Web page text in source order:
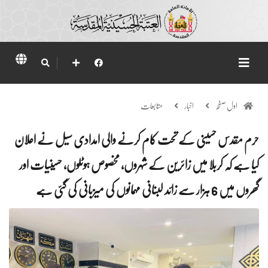
اول صفحہ اخبار متابعات
حرم مقدس حسینی کے تحت کام کرنے والی امدادی سیل نے اعلان
کیا ہے کہ کربلا میں زائرین کے شہروں، مخصوص ہوٹلوں، حسینیات اور
گھروں میں 6 ہزار سے زائد لبنانی مہمانوں کی میزبانی کی گئی ہے